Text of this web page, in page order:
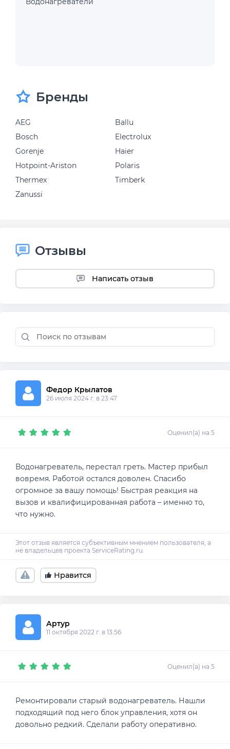
Бренды
AEG
Ballu
Bosch
Electrolux
Gorenje
Haier
Hotpoint-Ariston
Polaris
Thermex
Timberk
Zanussi
Отзывы
Написать отзыв
Федор Крылатов
26 июля 2024 г. в 23:47
Оценил(а) на 5
Водонагреватель, перестал греть. Мастер прибыл
вовремя. Работой остался доволен. Спасибо
огромное за вашу помощь! Быстрая реакция на
вызов и квалифицированная работа – именно то,
что нужно.
Нравится
Артур
11 октября 2022 г. в 13:56
Оценил(а) на 5
Ремонтировали старый водонагреватель. Нашли
подходящий под него блок управления, хотя он
довольно редкий. Сделали работу оперативно.